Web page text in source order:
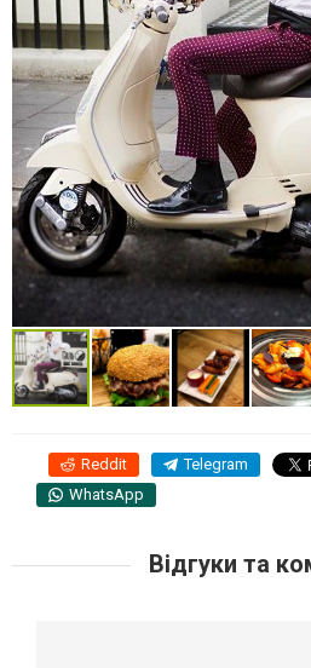
Reddit Telegram
WhatsApp
Відгуки та